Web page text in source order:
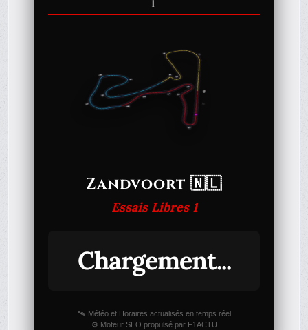
1
Zandvoort 🇳🇱
Essais Libres 1
Chargement...
🛰️ Météo et Horaires actualisés en temps réel
⚙️ Moteur SEO propulsé par F1ACTU